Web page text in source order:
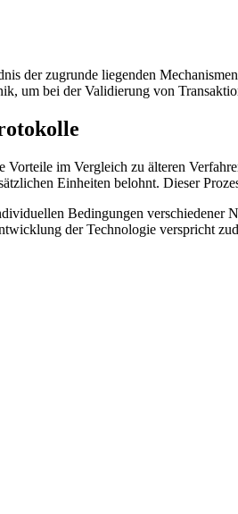
der zugrunde liegenden
um bei der Validierung von
im Vergleich zu älteren
Einheiten belohnt. Dieser
Bedingungen verschiedener
der Technologie verspricht